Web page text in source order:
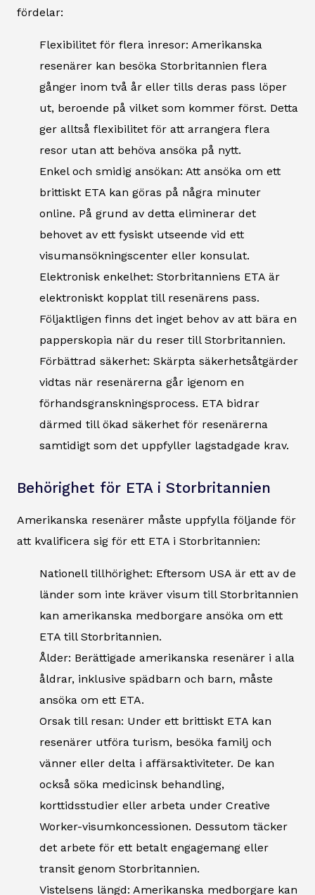
fördelar:
Flexibilitet för flera inresor: Amerikanska
resenärer kan besöka Storbritannien flera
gånger inom två år eller tills deras pass löper
ut, beroende på vilket som kommer först. Detta
ger alltså flexibilitet för att arrangera flera
resor utan att behöva ansöka på nytt.
Enkel och smidig ansökan: Att ansöka om ett
brittiskt ETA kan göras på några minuter
online. På grund av detta eliminerar det
behovet av ett fysiskt utseende vid ett
visumansökningscenter eller konsulat.
Elektronisk enkelhet: Storbritanniens ETA är
elektroniskt kopplat till resenärens pass.
Följaktligen finns det inget behov av att bära en
papperskopia när du reser till Storbritannien.
Förbättrad säkerhet: Skärpta säkerhetsåtgärder
vidtas när resenärerna går igenom en
förhandsgranskningsprocess. ETA bidrar
därmed till ökad säkerhet för resenärerna
samtidigt som det uppfyller lagstadgade krav.
Behörighet för ETA i Storbritannien
Amerikanska resenärer måste uppfylla följande för
att kvalificera sig för ett ETA i Storbritannien:
Nationell tillhörighet: Eftersom USA är ett av de
länder som inte kräver visum till Storbritannien
kan amerikanska medborgare ansöka om ett
ETA till Storbritannien.
Ålder: Berättigade amerikanska resenärer i alla
åldrar, inklusive spädbarn och barn, måste
ansöka om ett ETA.
Orsak till resan: Under ett brittiskt ETA kan
resenärer utföra turism, besöka familj och
vänner eller delta i affärsaktiviteter. De kan
också söka medicinsk behandling,
korttidsstudier eller arbeta under Creative
Worker-visumkoncessionen. Dessutom täcker
det arbete för ett betalt engagemang eller
transit genom Storbritannien.
Vistelsens längd: Amerikanska medborgare kan